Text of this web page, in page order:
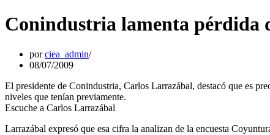
Conindustria lamenta pérdida
porciea_admin
08/07/2009
El presidente de Conindustria, Carlos Larrazábal, destacó que es
niveles que tenían previamente.
Escuche a Carlos Larrazábal
Larrazábal expresó que esa cifra la analizan de la encuesta